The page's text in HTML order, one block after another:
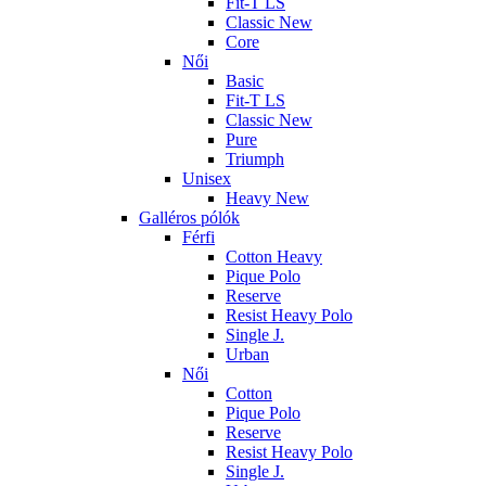
Classic New
Core
Női
Basic
Fit-T LS
Classic New
Pure
Triumph
Unisex
Heavy New
Galléros pólók
Férfi
Cotton Heavy
Pique Polo
Reserve
Resist Heavy Polo
Single J.
Urban
Női
Cotton
Pique Polo
Reserve
Resist Heavy Polo
Single J.